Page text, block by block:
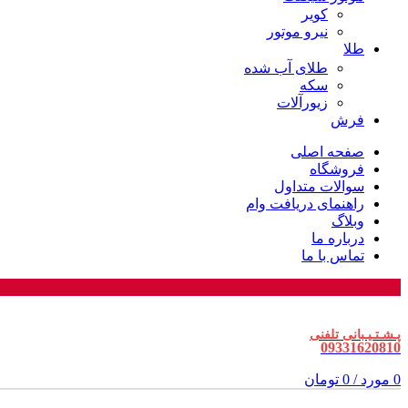
کویر
نیرو موتور
طلا
طلای آب شده
سکه
زیورآلات
فرش
صفحه اصلی
فروشگاه
سوالات متداول
راهنمای دریافت وام
وبلاگ
درباره ما
تماس با ما
پـشـتـیـبانی تلفنی
09331620810
0 مورد /
0 تومان